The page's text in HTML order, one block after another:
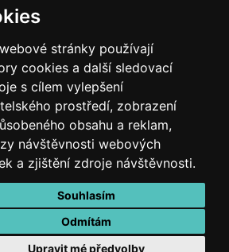
stránky používají
cookies a další sledovací
s cílem vylepšení
prostředí, zobrazení
obsahu a reklam,
návštěvnosti webových
a zjištění zdroje návštěvnosti.
Souhlasím
Odmítám
Upravit mé předvolby
DOTAZ
vyhrazena Výškyzavás.cz
SE ZPĚT NAHORU